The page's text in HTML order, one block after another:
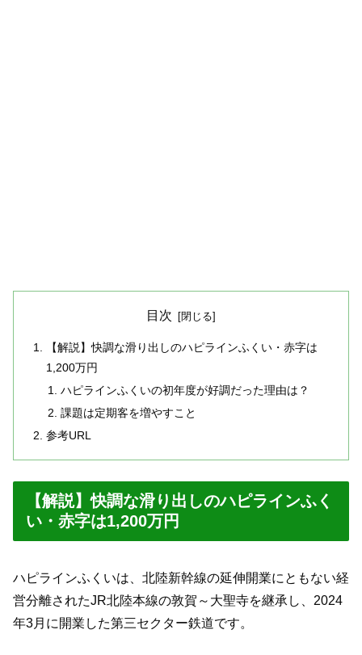
目次
【解説】快調な滑り出しのハピラインふくい・赤字は
1,200万円
ハピラインふくいの初年度が好調だった理由は？
課題は定期客を増やすこと
参考URL
【解説】快調な滑り出しのハピラインふく
い・赤字は1,200万円
ハピラインふくいは、北陸新幹線の延伸開業にともない経
営分離されたJR北陸本線の敦賀～大聖寺を継承し、2024
年3月に開業した第三セクター鉄道です。